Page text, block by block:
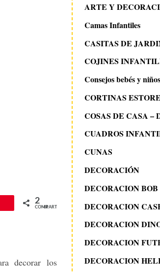
2
COMPARTIR
decorar los
ARTE Y
Camas Infantiles
CASITAS DE
COJINES
Consejos bebés y niños
CORTINAS
COSAS DE CASA
CUADROS
CUNAS
DECORACIÓN
DECORACION BOB
DECORACION
DECORACION
DECORACION
DECORACION